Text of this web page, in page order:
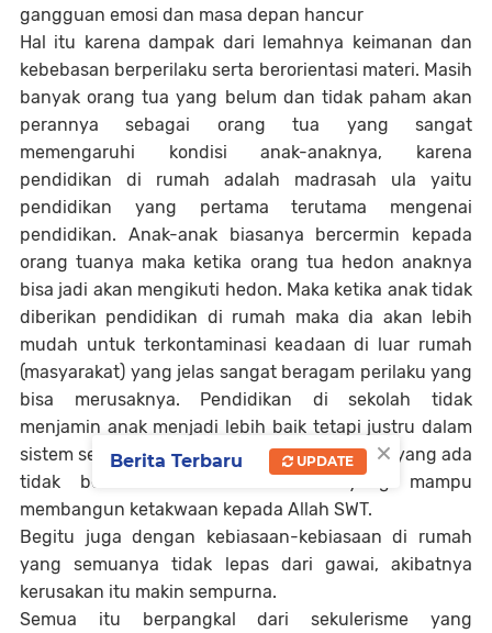
gangguan emosi dan masa depan hancur
Hal itu karena dampak dari lemahnya keimanan dan
kebebasan berperilaku serta berorientasi materi. Masih
banyak orang tua yang belum dan tidak paham akan
perannya sebagai orang tua yang sangat
memengaruhi kondisi anak-anaknya, karena
pendidikan di rumah adalah madrasah ula yaitu
pendidikan yang pertama terutama mengenai
pendidikan. Anak-anak biasanya bercermin kepada
orang tuanya maka ketika orang tua hedon anaknya
bisa jadi akan mengikuti hedon. Maka ketika anak tidak
diberikan pendidikan di rumah maka dia akan lebih
mudah untuk terkontaminasi keadaan di luar rumah
(masyarakat) yang jelas sangat beragam perilaku yang
bisa merusaknya. Pendidikan di sekolah tidak
menjamin anak menjadi lebih baik tetapi justru dalam
sistem sekuler makin rusak, karena kurikulum yang ada
tidak berlandaskan akidah Islam yang mampu
membangun ketakwaan kepada Allah SWT.
Begitu juga dengan kebiasaan-kebiasaan di rumah
yang semuanya tidak lepas dari gawai, akibatnya
kerusakan itu makin sempurna.
Semua itu berpangkal dari sekulerisme yang
×
Berita Terbaru UPDATE